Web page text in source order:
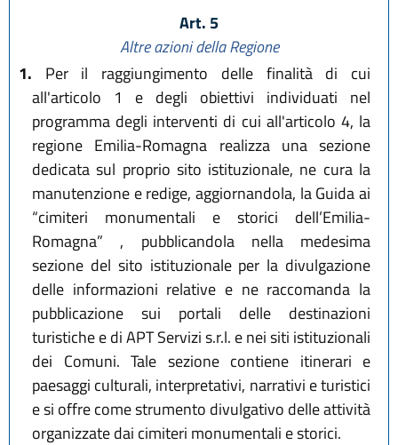
Art. 5
Altre azioni della Regione
1. Per il raggiungimento delle finalità di cui
all'articolo 1 e degli obiettivi individuati nel
programma degli interventi di cui all'articolo 4, la
regione Emilia-Romagna realizza una sezione
dedicata sul proprio sito istituzionale, ne cura la
manutenzione e redige, aggiornandola, la Guida ai
“cimiteri monumentali e storici dell’Emilia-
Romagna” , pubblicandola nella medesima
sezione del sito istituzionale per la divulgazione
delle informazioni relative e ne raccomanda la
pubblicazione sui portali delle destinazioni
turistiche e di APT Servizi s.r.l. e nei siti istituzionali
dei Comuni. Tale sezione contiene itinerari e
paesaggi culturali, interpretativi, narrativi e turistici
e si offre come strumento divulgativo delle attività
organizzate dai cimiteri monumentali e storici.